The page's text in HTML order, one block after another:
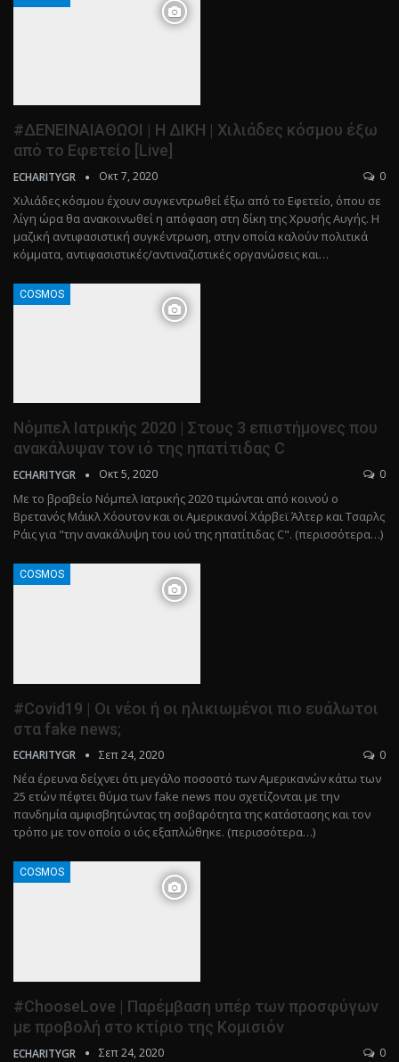
#ΔΕΝΕΙΝΑΙΑΘΩΟΙ | Η ΔΙΚΗ | Χιλιάδες κόσμου έξω
από το Εφετείο [Live]
ECHARITYGR Οκτ 7, 2020 0
Χιλιάδες κόσμου έχουν συγκεντρωθεί έξω από το Εφετείο, όπου σε
λίγη ώρα θα ανακοινωθεί η απόφαση στη δίκη της Χρυσής Αυγής. Η
μαζική αντιφασιστική συγκέντρωση, στην οποία καλούν πολιτικά
κόμματα, αντιφασιστικές/αντιναζιστικές οργανώσεις και…
COSMOS
Νόμπελ Ιατρικής 2020 | Στους 3 επιστήμονες που
ανακάλυψαν τον ιό της ηπατίτιδας C
ECHARITYGR Οκτ 5, 2020 0
Με το βραβείο Νόμπελ Ιατρικής 2020 τιμώνται από κοινού ο
Βρετανός Μάικλ Χόουτον και οι Αμερικανοί Χάρβεϊ Άλτερ και Τσαρλς
Ράις για "την ανακάλυψη του ιού της ηπατίτιδας C". (περισσότερα…)
COSMOS
#Covid19 | Οι νέοι ή οι ηλικιωμένοι πιο ευάλωτοι
στα fake news;
ECHARITYGR Σεπ 24, 2020 0
Nέα έρευνα δείχνει ότι μεγάλο ποσοστό των Αμερικανών κάτω των
25 ετών πέφτει θύμα των fake news που σχετίζονται με την
πανδημία αμφισβητώντας τη σοβαρότητα της κατάστασης και τον
τρόπο με τον οποίο ο ιός εξαπλώθηκε. (περισσότερα…)
COSMOS
#ChooseLove | Παρέμβαση υπέρ των προσφύγων
με προβολή στο κτίριο της Κομισιόν
ECHARITYGR Σεπ 24, 2020 0